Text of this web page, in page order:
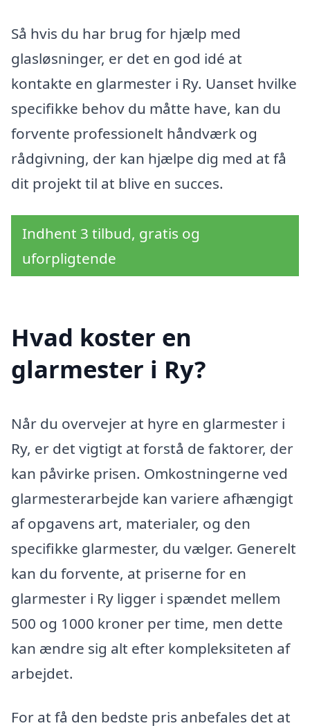
Så hvis du har brug for hjælp med
glasløsninger, er det en god idé at
kontakte en glarmester i Ry. Uanset hvilke
specifikke behov du måtte have, kan du
forvente professionelt håndværk og
rådgivning, der kan hjælpe dig med at få
dit projekt til at blive en succes.
Indhent 3 tilbud, gratis og
uforpligtende
Hvad koster en
glarmester i Ry?
Når du overvejer at hyre en glarmester i
Ry, er det vigtigt at forstå de faktorer, der
kan påvirke prisen. Omkostningerne ved
glarmesterarbejde kan variere afhængigt
af opgavens art, materialer, og den
specifikke glarmester, du vælger. Generelt
kan du forvente, at priserne for en
glarmester i Ry ligger i spændet mellem
500 og 1000 kroner per time, men dette
kan ændre sig alt efter kompleksiteten af
arbejdet.
For at få den bedste pris anbefales det at